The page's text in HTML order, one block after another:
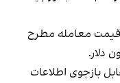
قیمت معامله مطرح
دلار.
بازجوی اطلاعات